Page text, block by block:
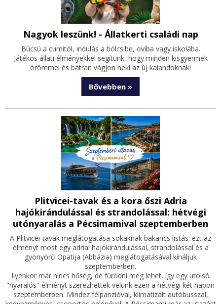
Nagyok leszünk! - Állatkerti családi nap
Búcsú a cumitól, indulás a bölcsibe, oviba vagy iskolába.
Játékos állati élményekkel segítünk, hogy minden kisgyermek
örömmel és bátran vágjon neki az új kalandoknak!
Bővebben »
Plitvicei-tavak és a kora őszi Adria
hajókirándulással és strandolással: hétvégi
utónyaralás a Pécsimamival szeptemberben
A Plitvicei-tavak meglátogatása sokaknak bakancs listás: ezt az
élményt most egy adriai hajókirándulással, strandolással és a
gyönyörű Opatija (Abbázia) meglátogatásával kínáljuk
szeptemberben.
Ilyenkor már nincs hőség, de fürödni még lehet, így egy utolsó
"nyaralós" élményt szerezhettek velünk ezen a hétvégi két napon
szeptemberben. Mindez félpanzióval, klimatizált autóbusszal,